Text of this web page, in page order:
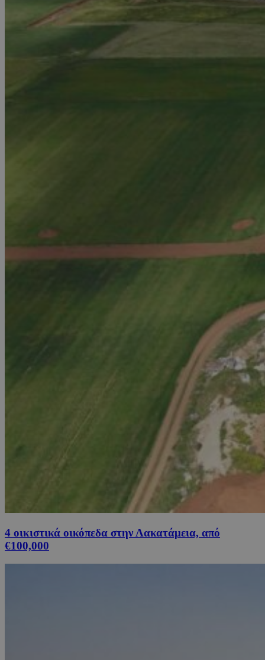
4 οικιστικά οικόπεδα στην Λακατάμεια, από
€100,000